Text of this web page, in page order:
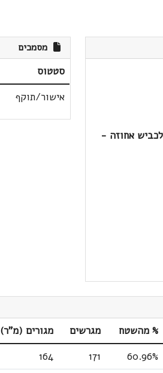
אחוזה -
מסמכים
סטטוס
אישור/תוקף
% מהשטח מגרשים מגורים (מ"ר)
60.96%
171
164